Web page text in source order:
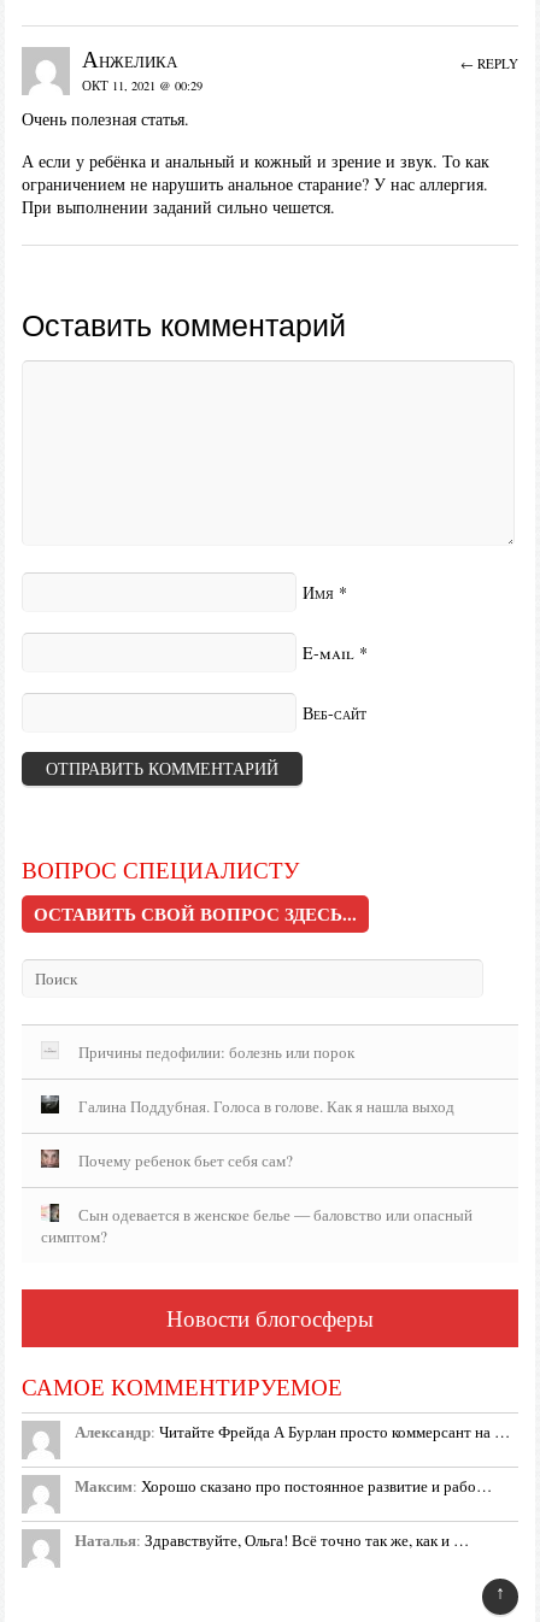
Анжелика
ОКТ 11, 2021 @ 00:29
Очень полезная статья.
А если у ребёнка и анальный и кожный и зрение и звук. То как
ограничением не нарушить анальное старание? У нас аллергия.
При выполнении заданий сильно чешется.
← REPLY
Оставить комментарий
Имя *
E-mail *
Веб-сайт
ВОПРОС СПЕЦИАЛИСТУ
ОСТАВИТЬ СВОЙ ВОПРОС ЗДЕСЬ...
Причины педофилии: болезнь или порок
Галина Поддубная. Голоса в голове. Как я нашла выход
Почему ребенок бьет себя сам?
Сын одевается в женское белье — баловство или опасный
симптом?
Новости блогосферы
САМОЕ КОММЕНТИРУЕМОЕ
Александр: Читайте Фрейда А Бурлан просто коммерсант на …
Максим: Хорошо сказано про постоянное развитие и рабо…
Наталья: Здравствуйте, Ольга! Всё точно так же, как и …
↑